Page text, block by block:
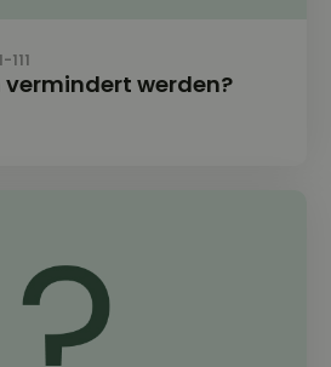
111
vermindert werden?